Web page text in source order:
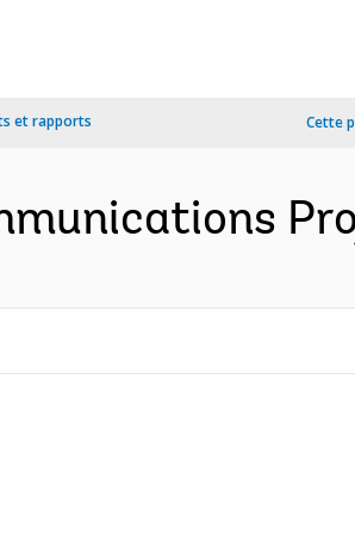
et rapports Cette